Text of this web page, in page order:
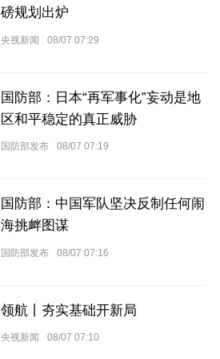
磅规划出炉
央视新闻 08/07 07:29
国防部：日本“再军事化”妄动是地
区和平稳定的真正威胁
国防部发布 08/07 07:19
国防部：中国军队坚决反制任何闹
海挑衅图谋
国防部发布 08/07 07:16
领航丨夯实基础开新局
央视新闻 08/07 07:10